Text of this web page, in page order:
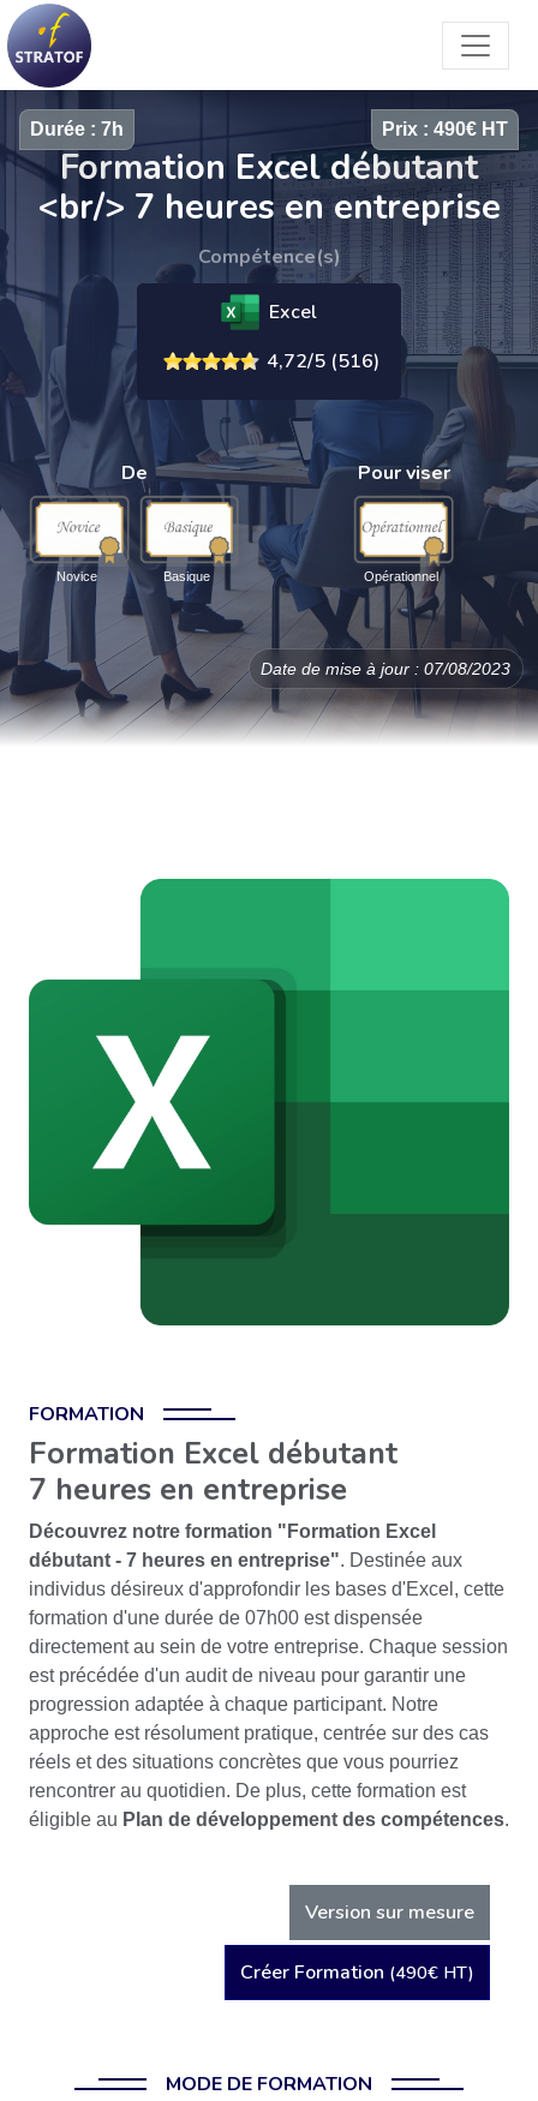
Formation Excel débutant
<br/> 7 heures en entreprise
Durée : 7h Prix : 490€ HT
Compétence(s)
Excel
4,72/5 (516)
De
Novice Basique
Pour viser
Opérationnel
Date de mise à jour : 07/08/2023
FORMATION
Formation Excel débutant
7 heures en entreprise
Découvrez notre formation "Formation Excel
débutant - 7 heures en entreprise". Destinée aux
individus désireux d'approfondir les bases d'Excel, cette
formation d'une durée de 07h00 est dispensée
directement au sein de votre entreprise. Chaque session
est précédée d'un audit de niveau pour garantir une
progression adaptée à chaque participant. Notre
approche est résolument pratique, centrée sur des cas
réels et des situations concrètes que vous pourriez
rencontrer au quotidien. De plus, cette formation est
éligible au Plan de développement des compétences.
Version sur mesure
Créer Formation (490€ HT)
MODE DE FORMATION